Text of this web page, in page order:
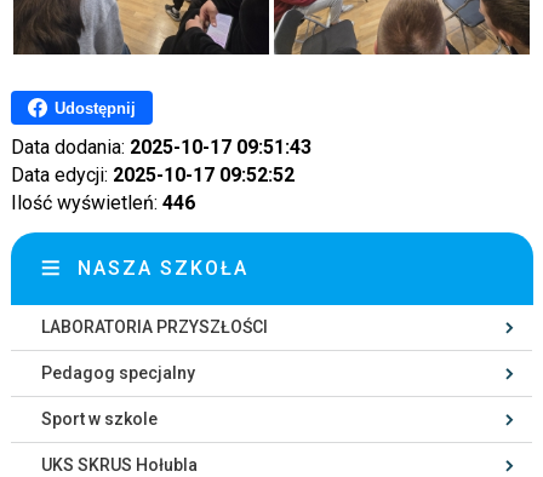
Udostępnij
Data dodania: 2025-10-17 09:51:43
Data edycji: 2025-10-17 09:52:52
Ilość wyświetleń: 446
NASZA SZKOŁA
LABORATORIA PRZYSZŁOŚCI
Pedagog specjalny
Sport w szkole
UKS SKRUS Hołubla